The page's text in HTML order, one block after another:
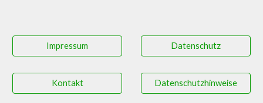
Impressum
Kontakt
Datenschutz
Datenschutzhinweise